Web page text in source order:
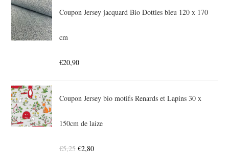
Coupon Jersey jacquard Bio Dotties bleu 120 x 170
cm
€20,90
Coupon Jersey bio motifs Renards et Lapins 30 x
150cm de laize
€5,25 €2,80